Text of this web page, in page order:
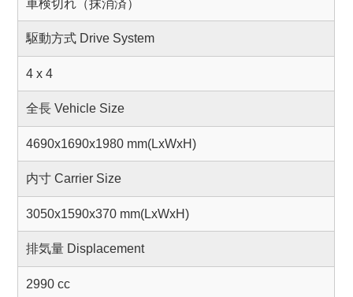
車検切れ（抹消済）
駆動方式 Drive System
4 x 4
全長 Vehicle Size
4690x1690x1980 mm(LxWxH)
内寸 Carrier Size
3050x1590x370 mm(LxWxH)
排気量 Displacement
2990 cc